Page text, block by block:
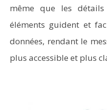
même que les
éléments guident et
données, rendant le
plus accessible et plus